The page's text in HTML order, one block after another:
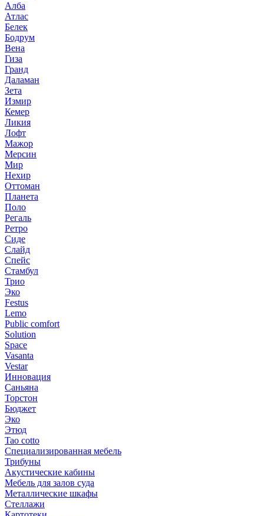
Алба
Атлас
Белек
Бодрум
Вена
Гиза
Гранд
Даламан
Зета
Измир
Кемер
Ликия
Лофт
Мажор
Мерсин
Мир
Нехир
Оттоман
Планета
Поло
Регаль
Ретро
Сиде
Слайд
Спейс
Стамбул
Трио
Эко
Festus
Lemo
Public comfort
Solution
Space
Vasanta
Vestar
Инновация
Саньяна
Торстон
Бюджет
Эко
Этюд
Tao cotto
Специализированная мебель
Трибуны
Акустические кабины
Мебель для залов суда
Металлические шкафы
Стеллажи